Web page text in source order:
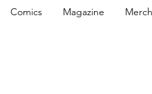
Comics Magazine